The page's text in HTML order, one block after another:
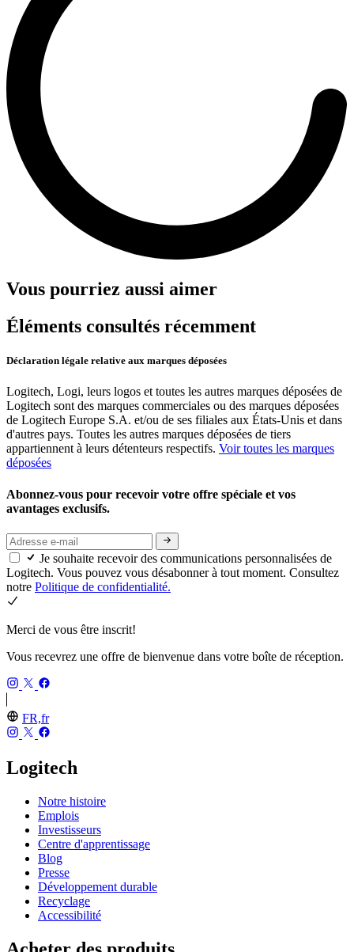
Vous pourriez aussi aimer
Éléments consultés récemment
Déclaration légale relative aux marques déposées
Logitech, Logi, leurs logos et toutes les autres marques déposées de
Logitech sont des marques commerciales ou des marques déposées
de Logitech Europe S.A. et/ou de ses filiales aux États-Unis et dans
d'autres pays. Toutes les autres marques déposées de tiers
appartiennent à leurs détenteurs respectifs. Voir toutes les marques
déposées
Abonnez-vous pour recevoir votre offre spéciale et vos
avantages exclusifs.
Je souhaite recevoir des communications personnalisées de
Logitech. Vous pouvez vous désabonner à tout moment. Consultez
notre Politique de confidentialité.
Merci de vous être inscrit!
Vous recevrez une offre de bienvenue dans votre boîte de réception.
FR,fr
Logitech
Notre histoire
Emplois
Investisseurs
Centre d'apprentissage
Blog
Presse
Développement durable
Recyclage
Accessibilité